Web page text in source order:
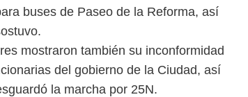
buses de Paseo de la Reforma, así
mostraron también su inconformidad
del gobierno de la Ciudad, así
la marcha por 25N.